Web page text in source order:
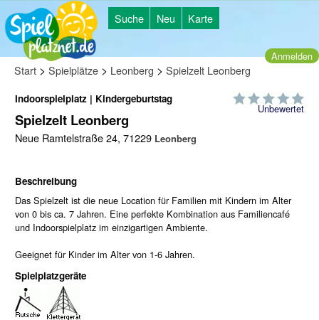
Suche Neu Karte
Anmelden
Start > Spielplätze > Leonberg > Spielzelt Leonberg
Unbewertet
Indoorspielplatz | Kindergeburtstag
Spielzelt Leonberg
Neue Ramtelstraße 24, 71229 Leonberg
Beschreibung
Das Spielzelt ist die neue Location für Familien mit Kindern im Alter
von 0 bis ca. 7 Jahren. Eine perfekte Kombination aus Familiencafé
und Indoorspielplatz im einzigartigen Ambiente.
Geeignet für Kinder im Alter von 1-6 Jahren.
Spielplatzgeräte